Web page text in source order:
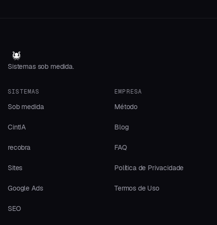
Sistemas sob medida.
SISTEMAS
Sob medida
CintIA
recobra
Sites
Google Ads
SEO
EMPRESA
Método
Blog
FAQ
Política de Privacidade
Termos de Uso